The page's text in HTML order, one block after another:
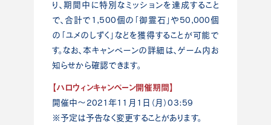
り、期間中に特別なミッションを達成すること
で、合計で1,500個の「御霊石」や50,000個
の「ユメのしずく」などを獲得することが可能で
す。なお、本キャンペーンの詳細は、ゲーム内お
知らせから確認できます。
【ハロウィンキャンペーン開催期間】
開催中～2021年11月1日（月）03:59
※予定は予告なく変更することがあります。